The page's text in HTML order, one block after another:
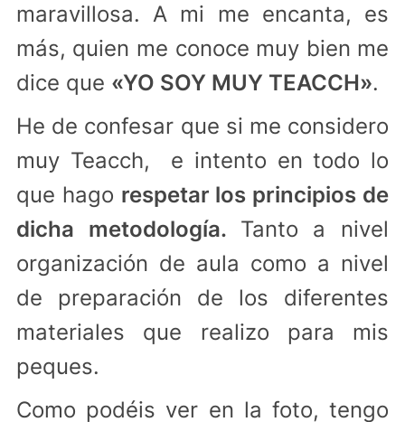
maravillosa. A mi me encanta, es
más, quien me conoce muy bien me
dice que «YO SOY MUY TEACCH».
He de confesar que si me considero
muy Teacch, e intento en todo lo
que hago respetar los principios de
dicha metodología. Tanto a nivel
organización de aula como a nivel
de preparación de los diferentes
materiales que realizo para mis
peques.
Como podéis ver en la foto, tengo